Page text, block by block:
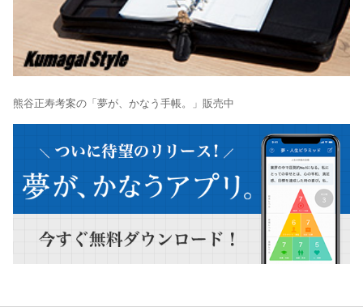
熊谷正寿考案の「夢が、かなう手帳。」販売中